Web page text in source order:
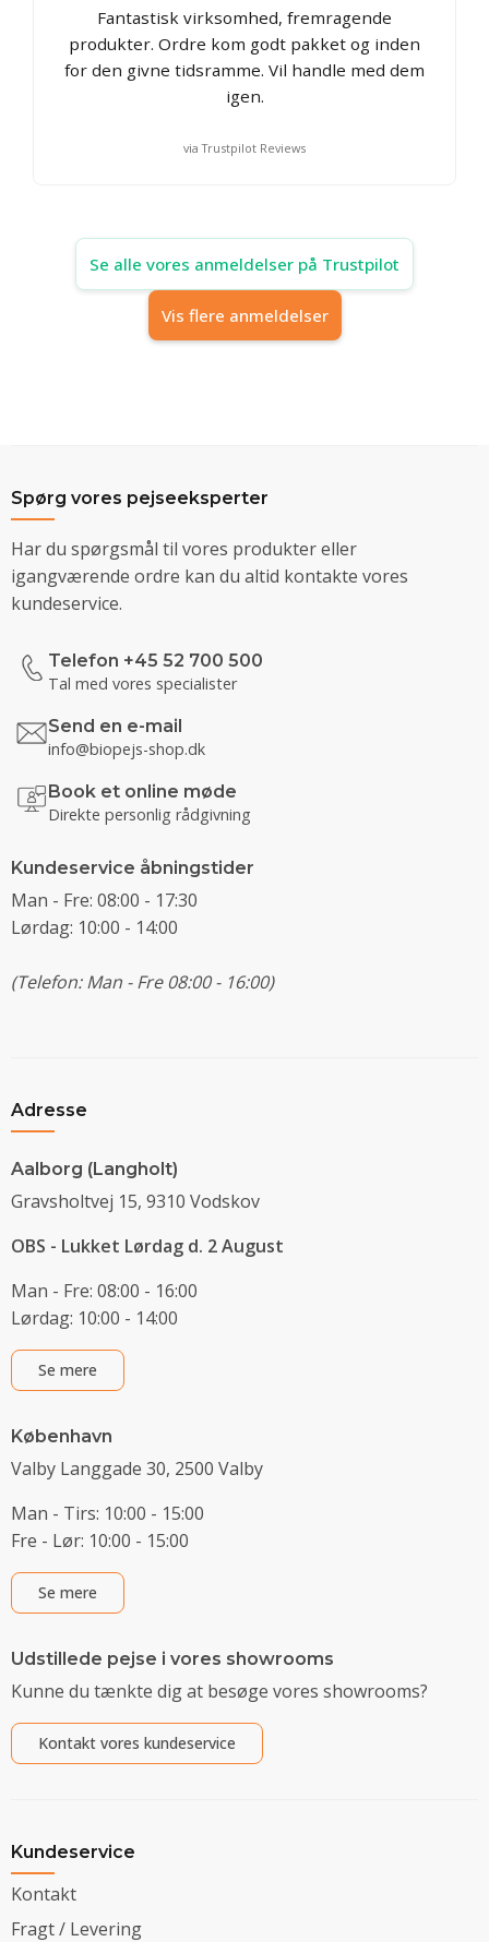
Fantastisk virksomhed, fremragende
produkter. Ordre kom godt pakket og inden
for den givne tidsramme. Vil handle med dem
igen.
via Trustpilot Reviews
Se alle vores anmeldelser på Trustpilot
Vis flere anmeldelser
Spørg vores pejseeksperter
Har du spørgsmål til vores produkter eller
igangværende ordre kan du altid kontakte vores
kundeservice.
Telefon +45 52 700 500
Tal med vores specialister
Send en e-mail
info@biopejs-shop.dk
Book et online møde
Direkte personlig rådgivning
Kundeservice åbningstider
Man - Fre: 08:00 - 17:30
Lørdag: 10:00 - 14:00
(Telefon: Man - Fre 08:00 - 16:00)
Adresse
Aalborg (Langholt)
Gravsholtvej 15, 9310 Vodskov
OBS - Lukket Lørdag d. 2 August
Man - Fre: 08:00 - 16:00
Lørdag: 10:00 - 14:00
Se mere
København
Valby Langgade 30, 2500 Valby
Man - Tirs: 10:00 - 15:00
Fre - Lør: 10:00 - 15:00
Se mere
Udstillede pejse i vores showrooms
Kunne du tænkte dig at besøge vores showrooms?
Kontakt vores kundeservice
Kundeservice
Kontakt
Fragt / Levering